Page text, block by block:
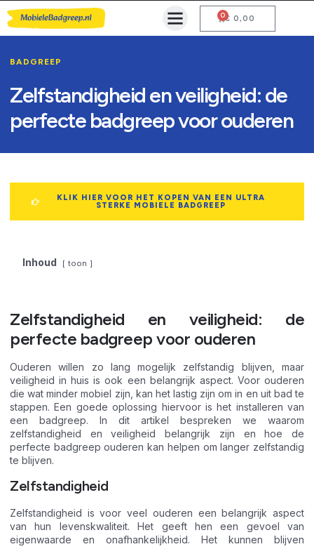
€ 0,00
0
BADGREEP
Zelfstandigheid en veiligheid: de
perfecte badgreep voor ouderen
KLIK HIER VOOR HET KOPEN VAN EEN ULTRA
STERKE MOBIELE BADGREEP
Inhoud toon
Zelfstandigheid en veiligheid: de
perfecte badgreep voor ouderen
Ouderen willen zo lang mogelijk zelfstandig blijven, maar
veiligheid in huis is ook een belangrijk aspect. Voor ouderen
die wat minder mobiel zijn, kan het lastig zijn om in en uit bad te
stappen. Een goede oplossing hiervoor is het installeren van
een badgreep. In dit artikel bespreken we waarom
zelfstandigheid en veiligheid belangrijk zijn en hoe de
perfecte badgreep ouderen kan helpen om langer zelfstandig
te blijven.
Zelfstandigheid
Zelfstandigheid is voor veel ouderen een belangrijk aspect
van hun levenskwaliteit. Het geeft hen een gevoel van
eigenwaarde en onafhankelijkheid. Het kunnen blijven